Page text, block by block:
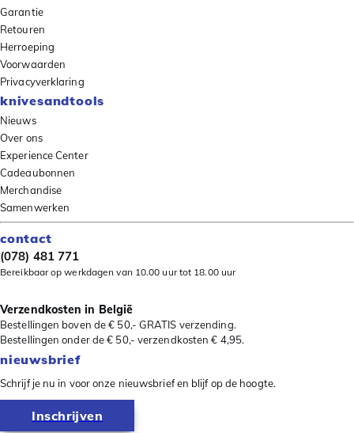
Garantie
Retouren
Herroeping
Voorwaarden
Privacyverklaring
knivesandtools
Nieuws
Over ons
Experience Center
Cadeaubonnen
Merchandise
Samenwerken
contact
(078) 481 771
Bereikbaar op werkdagen van 10.00 uur tot 18.00 uur
Verzendkosten in België
Bestellingen boven de € 50,- GRATIS verzending.
Bestellingen onder de € 50,- verzendkosten € 4,95.
nieuwsbrief
Schrijf je nu in voor onze nieuwsbrief en blijf op de hoogte.
Inschrijven